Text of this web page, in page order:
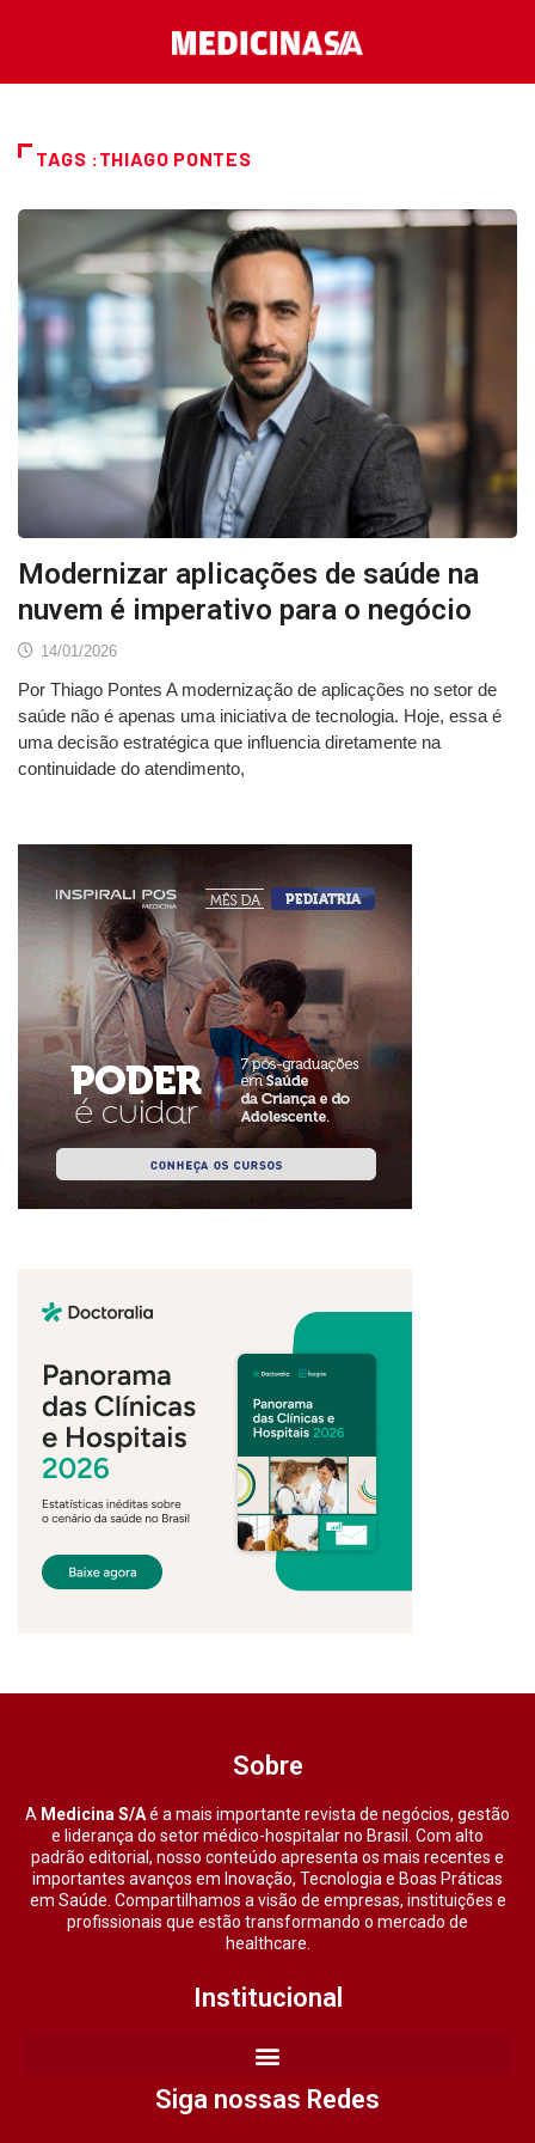
TAGS :THIAGO PONTES
Modernizar aplicações de saúde na
nuvem é imperativo para o negócio
14/01/2026
Por Thiago Pontes A modernização de aplicações no setor de
saúde não é apenas uma iniciativa de tecnologia. Hoje, essa é
uma decisão estratégica que influencia diretamente na
continuidade do atendimento,
Sobre
A Medicina S/Aé a mais importante revista de negócios, gestão
e liderança do setor médico-hospitalar no Brasil. Com alto
padrão editorial, nosso conteúdo apresenta os mais recentes e
importantes avanços em Inovação, Tecnologia e Boas Práticas
em Saúde. Compartilhamos a visão de empresas, instituições e
profissionais que estão transformando o mercado de
healthcare.
Institucional
Siga nossas Redes